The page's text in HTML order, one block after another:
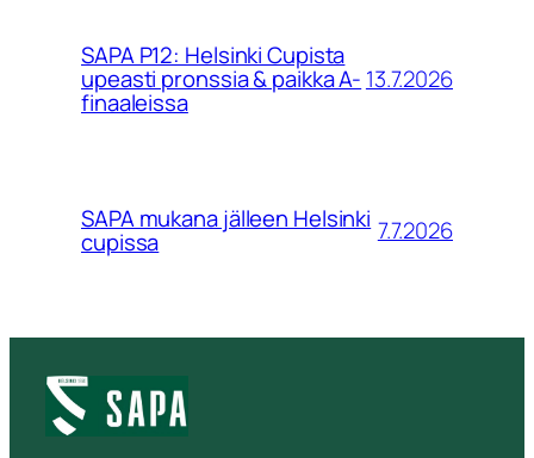
SAPA P12: Helsinki Cupista
upeasti pronssia & paikka A-
finaaleissa
13.7.2026
SAPA mukana jälleen Helsinki
cupissa 7.7.2026